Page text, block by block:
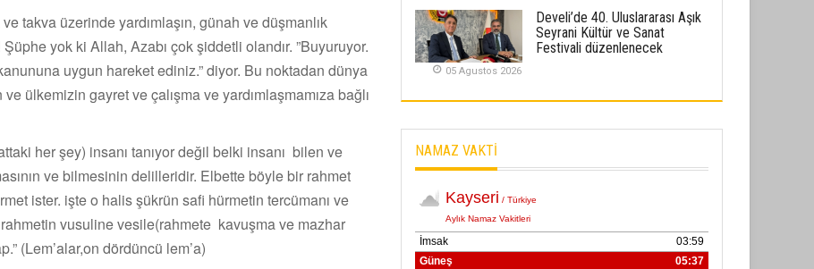
takva üzerinde yardımlaşın, günah ve düşmanlık
yok ki Allah, Azabı çok şiddetli olandır. ”Buyuruyor.
uygun hareket ediniz.” diyor. Bu noktadan dünya
ülkemizin gayret ve çalışma ve yardımlaşmamıza bağlı
her şey) insanı tanıyor değil belki insanı bilen ve
ve bilmesinin delilleridir. Elbette böyle bir rahmet
ister. işte o halis şükrün safi hürmetin tercümanı ve
vusuline vesile(rahmete kavuşma ve mazhar
(Lem’alar,on dördüncü lem’a)
puana Ulaştı
01 Mayis 2026
Develi’de 40. Uluslararası Aşık
Seyrani Kültür ve Sanat
Festivali düzenlenecek
05 Agustos 2026
NAMAZ VAKTİ